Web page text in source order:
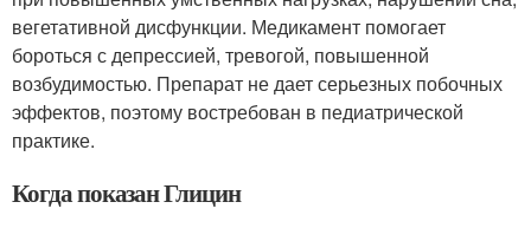
вегетативной дисфункции. Медикамент помогает
бороться с депрессией, тревогой, повышенной
возбудимостью. Препарат не дает серьезных побочных
эффектов, поэтому востребован в педиатрической
практике.
Когда показан Глицин